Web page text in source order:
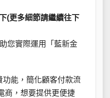
(更多細節請繼續往下
您實際運用「藍新金
能，簡化顧客付款流
商，想要提供更便捷